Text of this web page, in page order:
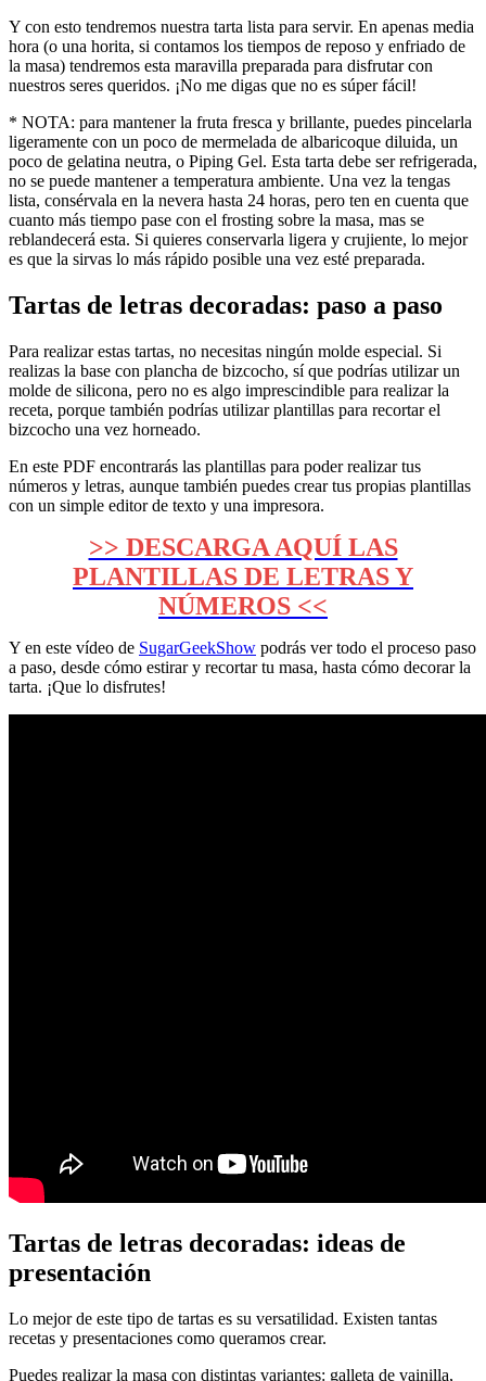
Y con esto tendremos nuestra tarta lista para servir. En apenas media
hora (o una horita, si contamos los tiempos de reposo y enfriado de
la masa) tendremos esta maravilla preparada para disfrutar con
nuestros seres queridos. ¡No me digas que no es súper fácil!
* NOTA: para mantener la fruta fresca y brillante, puedes pincelarla
ligeramente con un poco de mermelada de albaricoque diluida, un
poco de gelatina neutra, o Piping Gel. Esta tarta debe ser refrigerada,
no se puede mantener a temperatura ambiente. Una vez la tengas
lista, consérvala en la nevera hasta 24 horas, pero ten en cuenta que
cuanto más tiempo pase con el frosting sobre la masa, mas se
reblandecerá esta. Si quieres conservarla ligera y crujiente, lo mejor
es que la sirvas lo más rápido posible una vez esté preparada.
Tartas de letras decoradas: paso a paso
Para realizar estas tartas, no necesitas ningún molde especial. Si
realizas la base con plancha de bizcocho, sí que podrías utilizar un
molde de silicona, pero no es algo imprescindible para realizar la
receta, porque también podrías utilizar plantillas para recortar el
bizcocho una vez horneado.
En este PDF encontrarás las plantillas para poder realizar tus
números y letras, aunque también puedes crear tus propias plantillas
con un simple editor de texto y una impresora.
>> DESCARGA AQUÍ LAS
PLANTILLAS DE LETRAS Y
NÚMEROS <<
Y en este vídeo de SugarGeekShow podrás ver todo el proceso paso
a paso, desde cómo estirar y recortar tu masa, hasta cómo decorar la
tarta. ¡Que lo disfrutes!
Tartas de letras decoradas: ideas de
presentación
Lo mejor de este tipo de tartas es su versatilidad. Existen tantas
recetas y presentaciones como queramos crear.
Puedes realizar la masa con distintas variantes: galleta de vainilla,